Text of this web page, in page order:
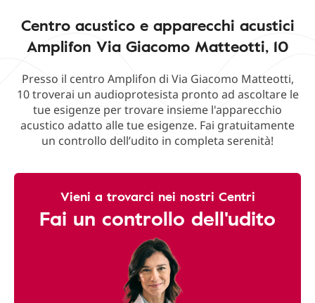
Centro acustico e apparecchi acustici
Amplifon Via Giacomo Matteotti, 10
Presso il centro Amplifon di Via Giacomo Matteotti,
10 troverai un audioprotesista pronto ad ascoltare le
tue esigenze per trovare insieme l'apparecchio
acustico adatto alle tue esigenze. Fai gratuitamente
un controllo dell’udito in completa serenità!
Vieni a trovarci nei nostri Centri
Fai un controllo dell'udito